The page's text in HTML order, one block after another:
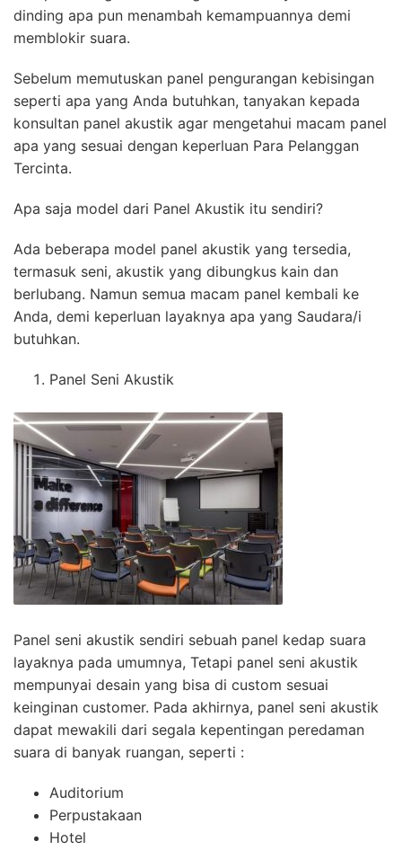
dinding apa pun menambah kemampuannya demi
memblokir suara.
Sebelum memutuskan panel pengurangan kebisingan
seperti apa yang Anda butuhkan, tanyakan kepada
konsultan panel akustik agar mengetahui macam panel
apa yang sesuai dengan keperluan Para Pelanggan
Tercinta.
Apa saja model dari Panel Akustik itu sendiri?
Ada beberapa model panel akustik yang tersedia,
termasuk seni, akustik yang dibungkus kain dan
berlubang. Namun semua macam panel kembali ke
Anda, demi keperluan layaknya apa yang Saudara/i
butuhkan.
Panel Seni Akustik
Panel seni akustik sendiri sebuah panel kedap suara
layaknya pada umumnya, Tetapi panel seni akustik
mempunyai desain yang bisa di custom sesuai
keinginan customer. Pada akhirnya, panel seni akustik
dapat mewakili dari segala kepentingan peredaman
suara di banyak ruangan, seperti :
Auditorium
Perpustakaan
Hotel